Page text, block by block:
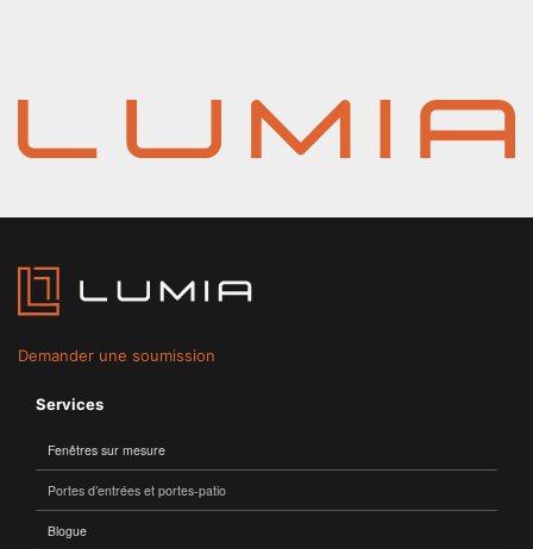
Demander une soumission
Services
Fenêtres sur mesure
Portes d’entrées et portes-patio
Blogue